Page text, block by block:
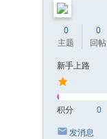
0
主题
0
回帖
新手上路
积分 0
发消息